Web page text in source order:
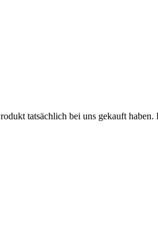
tatsächlich bei uns gekauft